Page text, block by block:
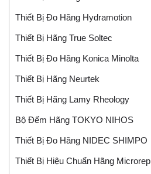
Thiết Bị Đo Hãng Hydramotion
Thiết Bị Hãng True Soltec
Thiết Bị Đo Hãng Konica Minolta
Thiết Bị Hãng Neurtek
Thiết Bị Hãng Lamy Rheology
Bộ Đếm Hãng TOKYO NIHOS
Thiết Bị Đo Hãng NIDEC SHIMPO
Thiết Bị Hiệu Chuẩn Hãng Microrep